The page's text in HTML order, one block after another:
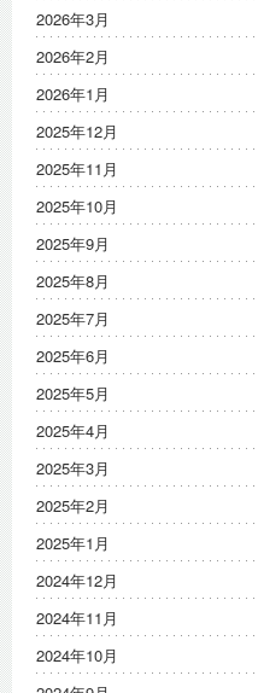
2026年3月
2026年2月
2026年1月
2025年12月
2025年11月
2025年10月
2025年9月
2025年8月
2025年7月
2025年6月
2025年5月
2025年4月
2025年3月
2025年2月
2025年1月
2024年12月
2024年11月
2024年10月